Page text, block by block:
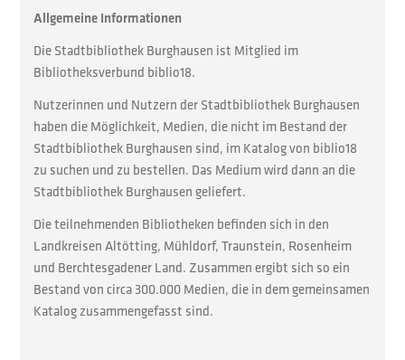
Allgemeine Informationen
Die Stadtbibliothek Burghausen ist Mitglied im
Bibliotheksverbund biblio18.
Nutzerinnen und Nutzern der Stadtbibliothek Burghausen
haben die Möglichkeit, Medien, die nicht im Bestand der
Stadtbibliothek Burghausen sind, im Katalog von biblio18
zu suchen und zu bestellen. Das Medium wird dann an die
Stadtbibliothek Burghausen geliefert.
Die teilnehmenden Bibliotheken befinden sich in den
Landkreisen Altötting, Mühldorf, Traunstein, Rosenheim
und Berchtesgadener Land. Zusammen ergibt sich so ein
Bestand von circa 300.000 Medien, die in dem gemeinsamen
Katalog zusammengefasst sind.